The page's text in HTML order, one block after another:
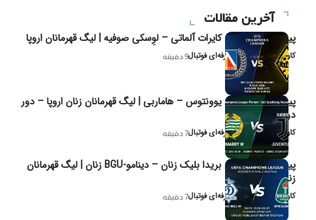
آخرین مقالات
پیش‌بینی و تحلیل کایرات آلماتی – لوِسکی صوفیه | لیگ قهرمانان اروپا
کاوه نیک‌فر، تحلیل‌گر حرفه‌ای فوتبال9 دقیقه
پیش‌بینی و تحلیل یوونتوس – هاماربی | لیگ قهرمانان زنان اروپا – دور
دوم مرحله
کاوه نیک‌فر، تحلیل‌گر حرفه‌ای فوتبال7 دقیقه
پیش‌بینی و تحلیل بریدا بلیک زنان – دینامو-BGU زنان | لیگ قهرمانان
زنان یوفا
کاوه نیک‌فر، تحلیل‌گر حرفه‌ای فوتبال7 دقیقه